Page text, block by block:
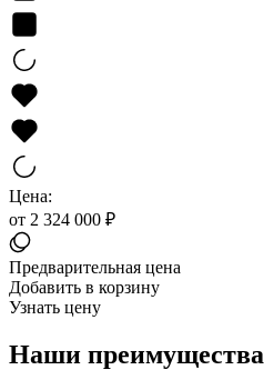
Цена:
от 2 324 000 ₽
Предварительная цена
Добавить в корзину
Узнать цену
Наши преимущества